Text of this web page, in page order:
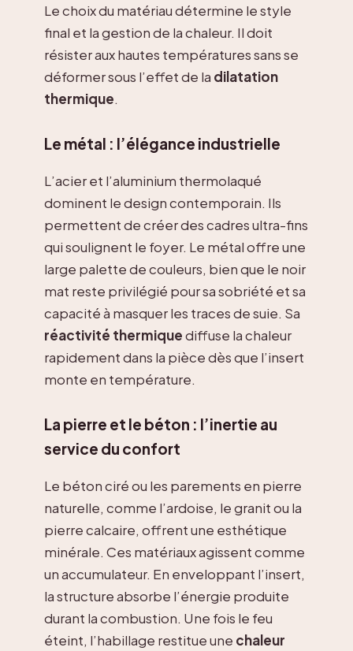
Le choix du matériau détermine le style
final et la gestion de la chaleur. Il doit
résister aux hautes températures sans se
déformer sous l’effet de la dilatation
thermique.
Le métal : l’élégance industrielle
L’acier et l’aluminium thermolaqué
dominent le design contemporain. Ils
permettent de créer des cadres ultra-fins
qui soulignent le foyer. Le métal offre une
large palette de couleurs, bien que le noir
mat reste privilégié pour sa sobriété et sa
capacité à masquer les traces de suie. Sa
réactivité thermiquediffuse la chaleur
rapidement dans la pièce dès que l’insert
monte en température.
La pierre et le béton : l’inertie au
service du confort
Le béton ciré ou les parements en pierre
naturelle, comme l’ardoise, le granit ou la
pierre calcaire, offrent une esthétique
minérale. Ces matériaux agissent comme
un accumulateur. En enveloppant l’insert,
la structure absorbe l’énergie produite
durant la combustion. Une fois le feu
éteint, l’habillage restitue une chaleur